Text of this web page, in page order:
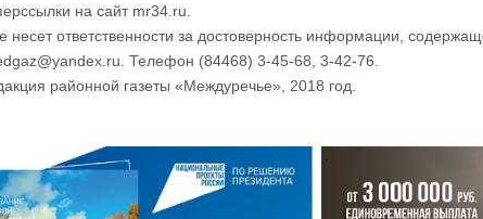
на сайт mr34.ru.
несет ответственности за достоверность информации,
Телефон (84468) 3-45-68, 3-42-76.
районной газеты «Междуречье», 2018 год.